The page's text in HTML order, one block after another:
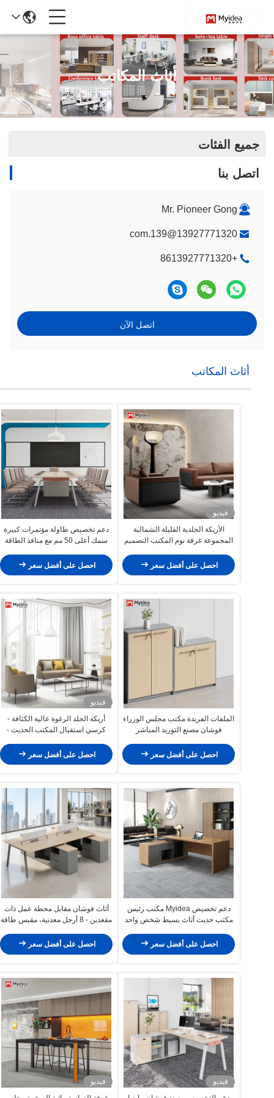
أثاث المكاتب
جميع الفئات
اتصل بنا
Mr. Pioneer Gong
13927771320@139.com
+8613927771320
اتصل الآن
أثاث المكاتب
فيديو
الأريكة الجلدية القليلة الشمالية
المجموعة غرفة نوم المكتب التصميم
الأريكة ذات المقعد الواحد / ثلاثي
احصل على أفضل سعر
دعم تخصيص طاولة مؤتمرات كبيرة
سمك أعلى 50 مم مع منافذ الطاقة
احصل على أفضل سعر
الملفات الفريدة مكتب مجلس الوزراء
فوشان مصنع التوريد المباشر
احصل على أفضل سعر
فيديو
أريكة الجلد الرغوة عالية الكثافة -
كرسي استقبال المكتب الحديث -
احصل على أفضل سعر
دعم تخصيص Myidea مكتب رئيس
مكتب حديث أثاث بسيط شخص واحد
احصل على أفضل سعر
أثاث فوشان مقابل محطة عمل ذات
مقعدين - 8 أرجل معدنية، مقبس طاقة
لمقصورات المكتب
احصل على أفضل سعر
فيديو
فيديو